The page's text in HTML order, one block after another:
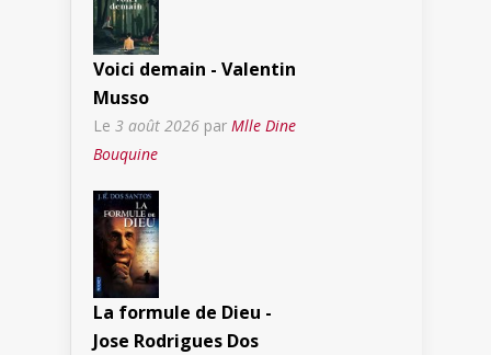
Voici demain - Valentin
Musso
Le 3 août 2026 par Mlle Dine
Bouquine
La formule de Dieu -
Jose Rodrigues Dos